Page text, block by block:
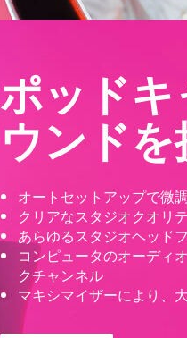
ポッド
ウンド
オートセットアップで微
クリアなスタジオクオリ
あらゆるスタジオヘッド
コンピュータのオーディ
クチャンネル
マキシマイザーにより、